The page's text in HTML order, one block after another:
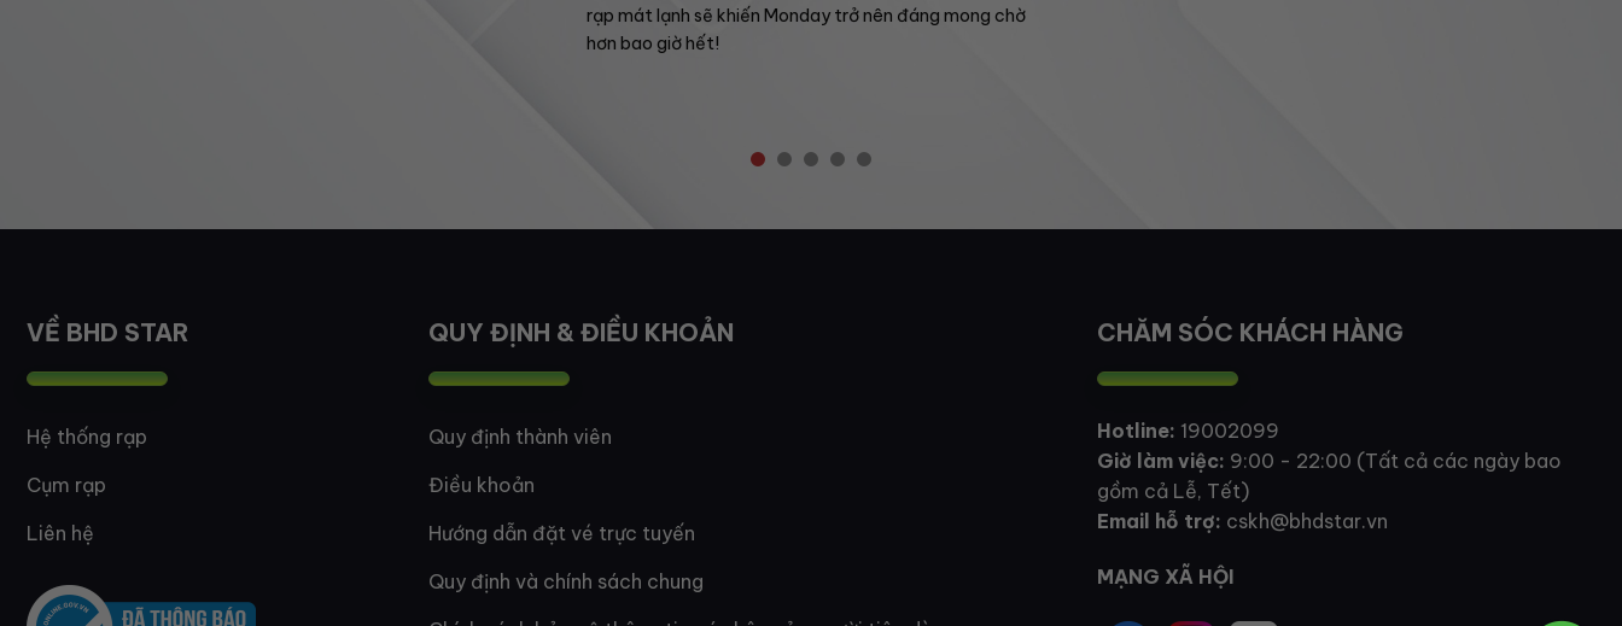
rạp mát lạnh sẽ khiến Monday trở nên đáng mong chờ
hơn bao giờ hết!
VỀ BHD STAR
Hệ thống rạp
Cụm rạp
Liên hệ
QUY ĐỊNH & ĐIỀU KHOẢN
Quy định thành viên
Điều khoản
Hướng dẫn đặt vé trực tuyến
Quy định và chính sách chung
CHĂM SÓC KHÁCH HÀNG
Hotline: 19002099
Giờ làm việc: 9:00 - 22:00 (Tất cả các ngày bao
gồm cả Lễ, Tết)
Email hỗ trợ: cskh@bhdstar.vn
MẠNG XÃ HỘI